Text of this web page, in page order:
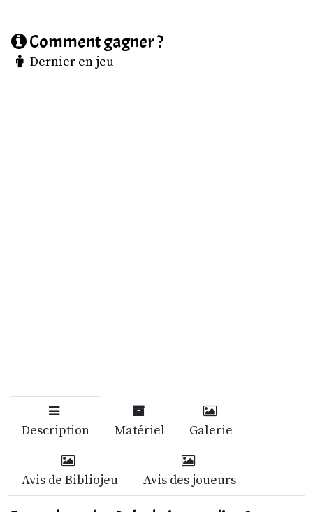
Comment gagner ?
Dernier en jeu
Description Matériel Galerie
Avis de Bibliojeu Avis des joueurs